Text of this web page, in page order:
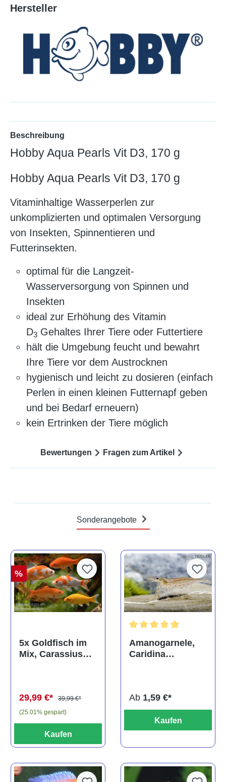
Hersteller
Beschreibung
Hobby Aqua Pearls Vit D3, 170 g
Hobby Aqua Pearls Vit D3, 170 g
Vitaminhaltige Wasserperlen zur
unkomplizierten und optimalen Versorgung
von Insekten, Spinnentieren und
Futterinsekten.
optimal für die Langzeit-
Wasserversorgung von Spinnen und
Insekten
ideal zur Erhöhung des Vitamin
D3 Gehaltes Ihrer Tiere oder Futtertiere
hält die Umgebung feucht und bewahrt
Ihre Tiere vor dem Austrocknen
hygienisch und leicht zu dosieren (einfach
Perlen in einen kleinen Futternapf geben
und bei Bedarf erneuern)
kein Ertrinken der Tiere möglich
Bewertungen Fragen zum Artikel
Sonderangebote
%
5x Goldfisch im
Mix, Carassius
29,99 €*
39,99 €*
(25.01% gespart)
Kaufen
Amanogarnele,
Caridina
Ab 1,59 €*
Kaufen